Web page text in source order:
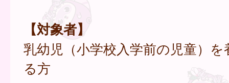
【対象者】
乳幼児（小学校入学前の児童）
る方